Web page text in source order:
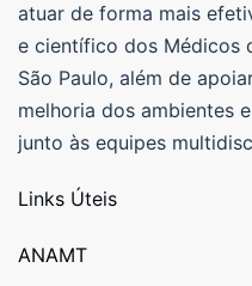
atuar de forma mais
e científico dos Médicos
São Paulo, além de
melhoria dos ambientes
junto às equipes
Links Úteis
ANAMT